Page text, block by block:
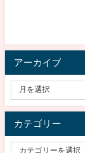
アーカイブ
カテゴリー